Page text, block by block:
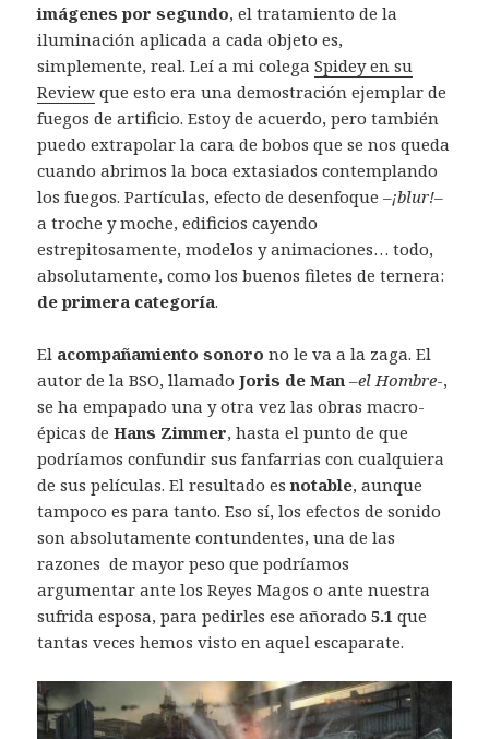
imágenes por segundo, el tratamiento de la
iluminación aplicada a cada objeto es,
simplemente, real. Leí a mi colegaSpidey en su
Review que esto era una demostración ejemplar de
fuegos de artificio. Estoy de acuerdo, pero también
puedo extrapolar la cara de bobos que se nos queda
cuando abrimos la boca extasiados contemplando
los fuegos. Partículas, efecto de desenfoque –¡blur!–
a troche y moche, edificios cayendo
estrepitosamente, modelos y animaciones… todo,
absolutamente, como los buenos filetes de ternera:
de primera categoría.
El acompañamiento sonoro no le va a la zaga. El
autor de la BSO, llamadoJoris de Man –el Hombre-,
se ha empapado una y otra vez las obras macro-
épicas deHans Zimmer, hasta el punto de que
podríamos confundir sus fanfarrias con cualquiera
de sus películas. El resultado esnotable, aunque
tampoco es para tanto. Eso sí, los efectos de sonido
son absolutamente contundentes, una de las
razones de mayor peso que podríamos
argumentar ante los Reyes Magos o ante nuestra
sufrida esposa, para pedirles ese añorado5.1 que
tantas veces hemos visto en aquel escaparate.